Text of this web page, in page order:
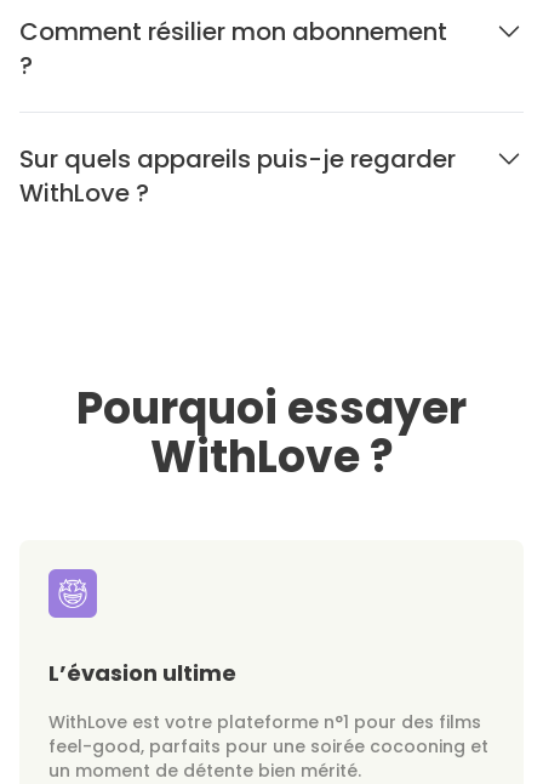
Comment résilier mon abonnement
?
Sur quels appareils puis-je regarder
WithLove ?
Pourquoi essayer
WithLove ?
L’évasion ultime
WithLove est votre plateforme n°1 pour des films
feel-good, parfaits pour une soirée cocooning et
un moment de détente bien mérité.